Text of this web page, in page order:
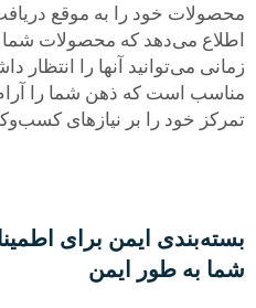
محصولات خود را به موقع
اطلاع می‌دهد که محصولات شما
زمانی می‌توانید آنها را انتظار
مناسب است که ذهن شما را
تمرکز خود را بر نیازهای
بسته‌بندی ایمن برای
شما به طور ایمن